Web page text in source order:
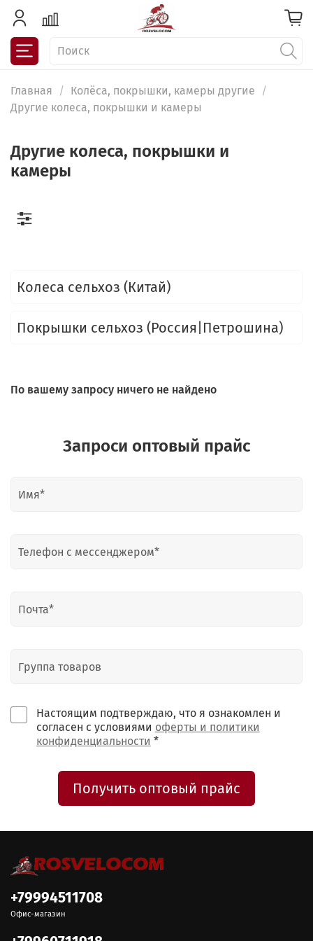
Главная
Колёса, покрышки, камеры другие
Другие колеса, покрышки и камеры
Другие колеса, покрышки и
камеры
Колеса сельхоз (Китай)
Покрышки сельхоз (Россия|Петрошина)
По вашему запросу ничего не найдено
Запроси оптовый прайс
Настоящим подтверждаю, что я ознакомлен и
согласен с условиями оферты и политики
конфиденциальности *
Получить оптовый прайс
+79994511708
Офис-магазин